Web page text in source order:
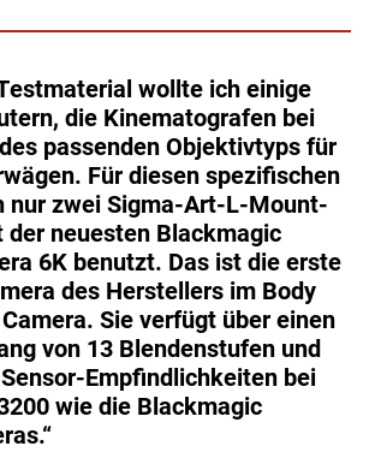
wollte ich einige
die Kinematografen bei
passenden Objektivtyps für
Für diesen spezifischen
nur zwei Sigma-Art-L-Mount-
neuesten Blackmagic
6K benutzt. Das ist die erste
des Herstellers im Body
Sie verfügt über einen
von 13 Blendenstufen und
Empfindlichkeiten bei
wie die Blackmagic